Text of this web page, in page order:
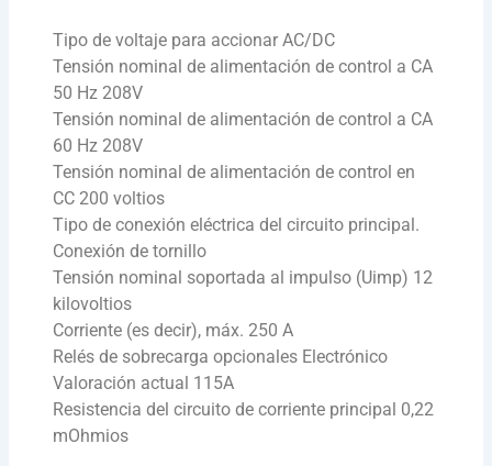
Tipo de voltaje para accionar AC/DC
Tensión nominal de alimentación de control a CA
50 Hz 208V
Tensión nominal de alimentación de control a CA
60 Hz 208V
Tensión nominal de alimentación de control en
CC 200 voltios
Tipo de conexión eléctrica del circuito principal.
Conexión de tornillo
Tensión nominal soportada al impulso (Uimp) 12
kilovoltios
Corriente (es decir), máx. 250 A
Relés de sobrecarga opcionales Electrónico
Valoración actual 115A
Resistencia del circuito de corriente principal 0,22
mOhmios